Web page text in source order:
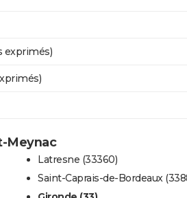
exprimés)
Meynac
Latresne (33360)
Saint-Caprais-de-Bordeaux